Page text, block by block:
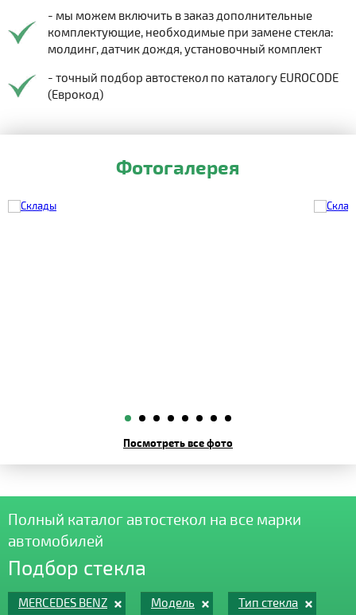
- мы можем включить в заказ дополнительные
комплектующие, необходимые при замене стекла:
молдинг, датчик дождя, установочный комплект
- точный подбор автостекол по каталогу EUROCODE
(Еврокод)
Фотогалерея
Посмотреть все фото
Полный каталог автостекол на все марки
автомобилей
Подбор стекла
MERCEDES BENZ Модель Тип стекла